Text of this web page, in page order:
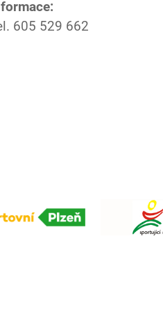
605 529 662